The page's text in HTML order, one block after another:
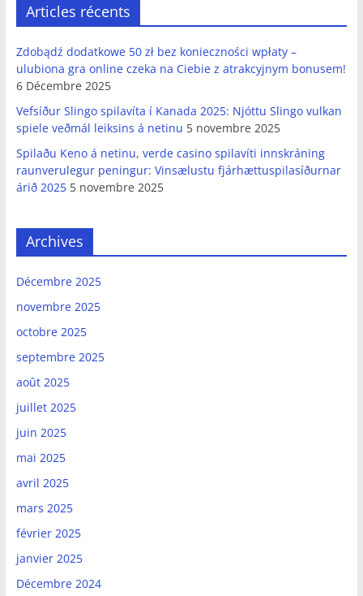
Articles récents
Zdobądź dodatkowe 50 zł bez konieczności wpłaty –
ulubiona gra online czeka na Ciebie z atrakcyjnym bonusem!
6 Décembre 2025
Vefsíður Slingo spilavíta í Kanada 2025: Njóttu Slingo vulkan
spiele veðmál leiksins á netinu 5 novembre 2025
Spilaðu Keno á netinu, verde casino spilavíti innskráning
raunverulegur peningur: Vinsælustu fjárhættuspilasíðurnar
árið 2025 5 novembre 2025
Archives
Décembre 2025
novembre 2025
octobre 2025
septembre 2025
août 2025
juillet 2025
juin 2025
mai 2025
avril 2025
mars 2025
février 2025
janvier 2025
Décembre 2024